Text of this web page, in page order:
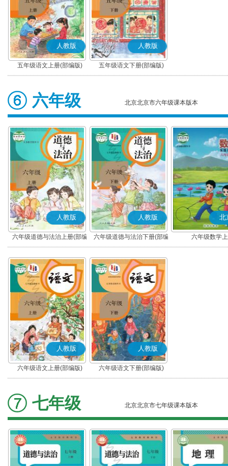
人教版
五年级语文上册(部编版)
人教版
五年级语文下册(部编版)
六年级 北京北京市六年级课本版本
人教版
六年级道德与法治上册(部编
版)
人教版
六年级道德与法治下册(部编
版)
北
六年级数学
人教版
六年级语文上册(部编版)
人教版
六年级语文下册(部编版)
七年级 北京北京市七年级课本版本